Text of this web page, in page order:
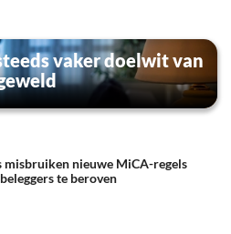
vaker doelwit van
misbruiken nieuwe MiCA-regels
te beroven